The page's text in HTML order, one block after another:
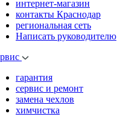
интернет-магазин
контакты Краснодар
региональная сеть
Написать руководителю
гарантия
сервис и ремонт
замена чехлов
химчистка